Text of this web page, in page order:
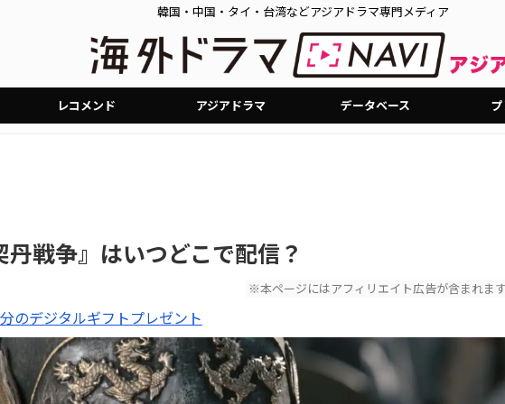
韓国・中国・タイ・台湾などアジアドラマ専門メディア
レコメンド アジアドラマ データベース
戦争』はいつどこで配信？
※本ページにはアフィリエイト広告が含まれま